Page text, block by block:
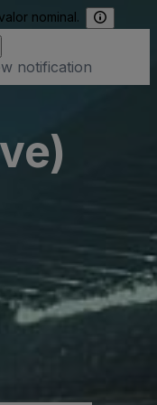
nominal.
notification